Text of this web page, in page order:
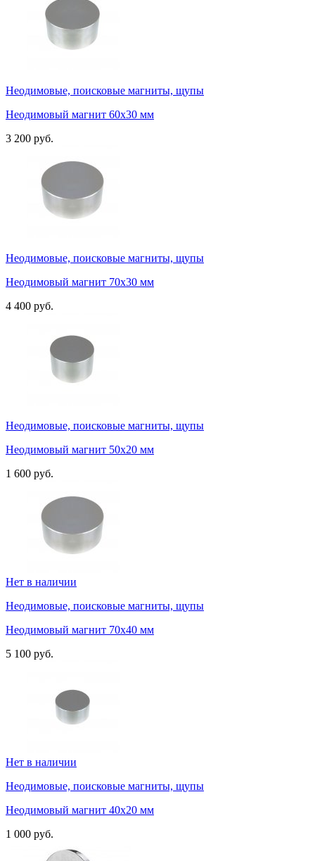
Неодимовые, поисковые магниты, щупы
Неодимовый магнит 60х30 мм
3 200 руб.
Неодимовые, поисковые магниты, щупы
Неодимовый магнит 70х30 мм
4 400 руб.
Неодимовые, поисковые магниты, щупы
Неодимовый магнит 50х20 мм
1 600 руб.
Нет в наличии
Неодимовые, поисковые магниты, щупы
Неодимовый магнит 70х40 мм
5 100 руб.
Нет в наличии
Неодимовые, поисковые магниты, щупы
Неодимовый магнит 40х20 мм
1 000 руб.